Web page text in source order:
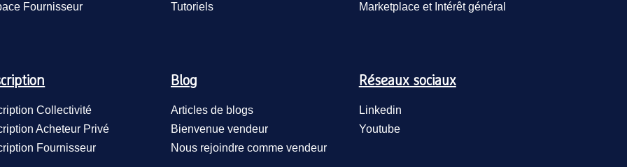
Fournisseur
Tutoriels
Marketplace et Intérêt général
Collectivité
Acheteur Privé
Fournisseur
Blog
Articles de blogs
Bienvenue vendeur
Nous rejoindre comme vendeur
Réseaux sociaux
Linkedin
Youtube